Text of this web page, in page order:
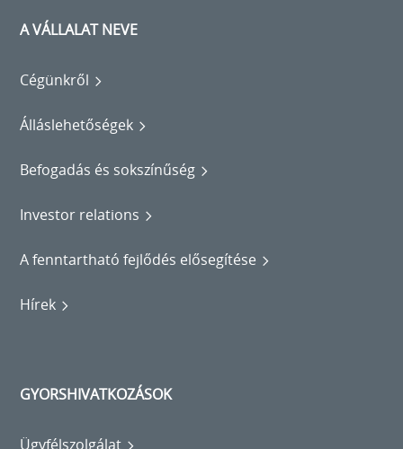
A VÁLLALAT NEVE
Cégünkről
Álláslehetőségek
Befogadás és sokszínűség
Investor relations
A fenntartható fejlődés elősegítése
Hírek
GYORSHIVATKOZÁSOK
Ügyfélszolgálat